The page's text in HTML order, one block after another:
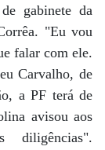
gabinete da
"Eu vou
falar com ele.
Carvalho, de
a PF terá de
avisou aos
diligências".